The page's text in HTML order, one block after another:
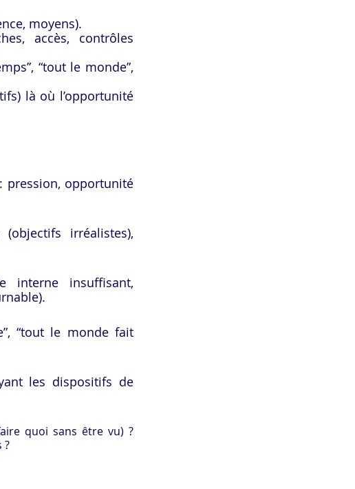
moyens).
accès, contrôles
“tout le monde”,
là où l’opportunité
pression, opportunité
irréalistes),
interne insuffisant,
“tout le monde fait
les dispositifs de
quoi sans être vu) ?
?